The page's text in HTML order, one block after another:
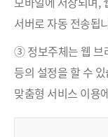
서버로 자동 전송됩
③ 정보주체는 웹 브
등의 설정을 할 수
맞춤형 서비스 이용